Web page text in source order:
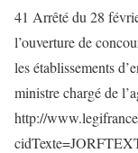
41 Arrêté du 28
l’ouverture de
les établissements
ministre chargé de
http://